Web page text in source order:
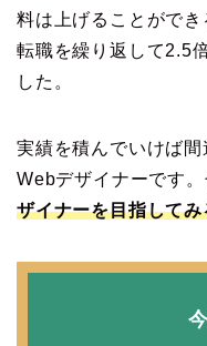
料は上げることがで
転職を繰り返して2.5
した。
実績を積んでいけば
Webデザイナーです
ザイナーを目指して